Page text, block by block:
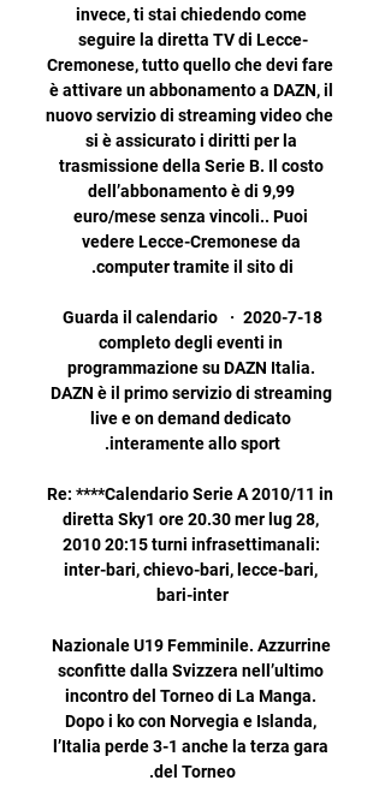
invece, ti stai chiedendo come
seguire la diretta TV di Lecce-
Cremonese, tutto quello che devi fare
è attivare un abbonamento a DAZN, il
nuovo servizio di streaming video che
si è assicurato i diritti per la
trasmissione della Serie B. Il costo
dell’abbonamento è di 9,99
euro/mese senza vincoli.. Puoi
vedere Lecce-Cremonese da
2020-7-18 · Guarda il calendario
completo degli eventi in
programmazione su DAZN Italia.
DAZN è il primo servizio di streaming
live e on demand dedicato
Re: ****Calendario Serie A 2010/11 in
diretta Sky1 ore 20.30 mer lug 28,
2010 20:15 turni infrasettimanali:
inter-bari, chievo-bari, lecce-bari,
Nazionale U19 Femminile. Azzurrine
sconfitte dalla Svizzera nell’ultimo
incontro del Torneo di La Manga.
Dopo i ko con Norvegia e Islanda,
l’Italia perde 3-1 anche la terza gara